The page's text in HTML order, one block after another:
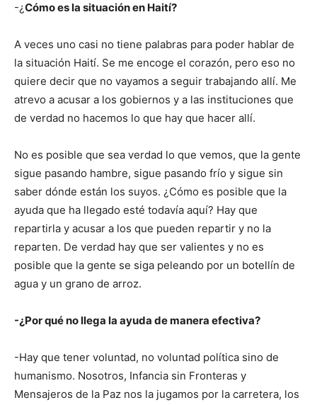
-¿Cómo es la situación en Haití?
A veces uno casi no tiene palabras para poder hablar de
la situación Haití. Se me encoge el corazón, pero eso no
quiere decir que no vayamos a seguir trabajando allí. Me
atrevo a acusar a los gobiernos y a las instituciones que
de verdad no hacemos lo que hay que hacer allí.
No es posible que sea verdad lo que vemos, que la gente
sigue pasando hambre, sigue pasando frío y sigue sin
saber dónde están los suyos. ¿Cómo es posible que la
ayuda que ha llegado esté todavía aquí? Hay que
repartirla y acusar a los que pueden repartir y no la
reparten. De verdad hay que ser valientes y no es
posible que la gente se siga peleando por un botellín de
agua y un grano de arroz.
-¿Por qué no llega la ayuda de manera efectiva?
-Hay que tener voluntad, no voluntad política sino de
humanismo. Nosotros, Infancia sin Fronteras y
Mensajeros de la Paz nos la jugamos por la carretera, los